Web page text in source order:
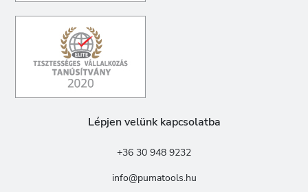
Lépjen velünk kapcsolatba
+36 30 948 9232
info@pumatools.hu